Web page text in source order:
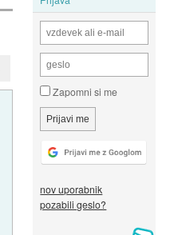
Zapomni si me
nov uporabnik
pozabili geslo?